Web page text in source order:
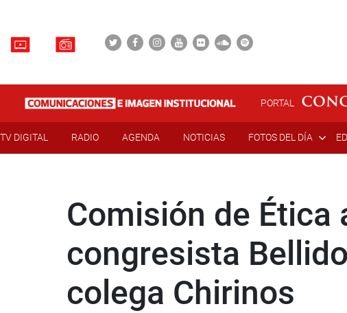
PORTAL
TV DIGITAL RADIO AGENDA NOTICIAS FOTOS DEL DÍA
Comisión de Ética
congresista
colega Chirinos